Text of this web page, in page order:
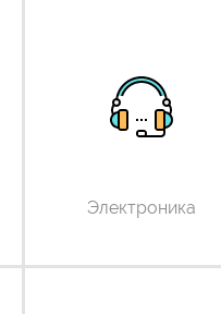
Электроника